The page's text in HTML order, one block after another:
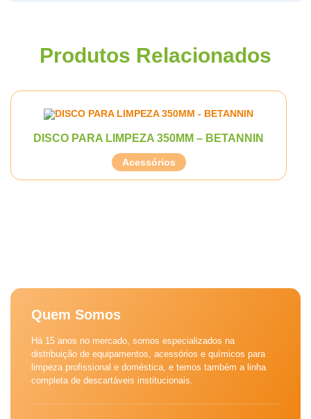
Produtos Relacionados
DISCO PARA LIMPEZA 350MM – BETANNIN
Acessórios
Quem Somos
Há 15 anos no mercado, somos especializados na
distribuição de equipamentos, acessórios e químicos para
limpeza profissional e doméstica, e temos também a linha
completa de descartáveis institucionais.